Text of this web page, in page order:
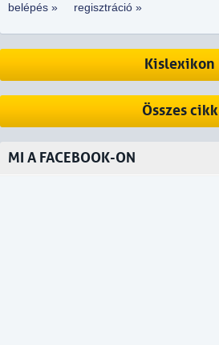
belépés » regisztráció »
Kislexikon
Összes cikk
MI A FACEBOOK-ON